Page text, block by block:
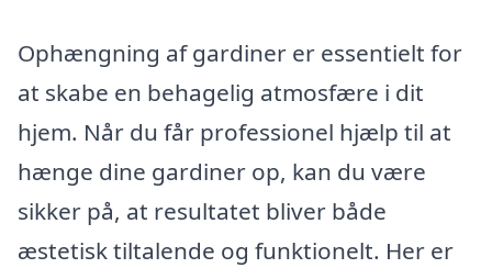
Ophængning af gardiner er essentielt for
at skabe en behagelig atmosfære i dit
hjem. Når du får professionel hjælp til at
hænge dine gardiner op, kan du være
sikker på, at resultatet bliver både
æstetisk tiltalende og funktionelt. Her er